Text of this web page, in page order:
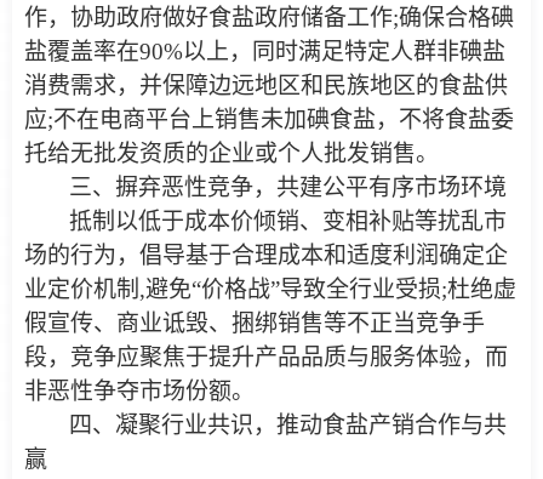
作，协助政府做好食盐政府储备工作;确保合格碘
盐覆盖率在90%以上，同时满足特定人群非碘盐
消费需求，并保障边远地区和民族地区的食盐供
应;不在电商平台上销售未加碘食盐，不将食盐委
托给无批发资质的企业或个人批发销售。
三、摒弃恶性竞争，共建公平有序市场环境
抵制以低于成本价倾销、变相补贴等扰乱市
场的行为，倡导基于合理成本和适度利润确定企
业定价机制,避免“价格战”导致全行业受损;杜绝虚
假宣传、商业诋毁、捆绑销售等不正当竞争手
段，竞争应聚焦于提升产品品质与服务体验，而
非恶性争夺市场份额。
四、凝聚行业共识，推动食盐产销合作与共
赢